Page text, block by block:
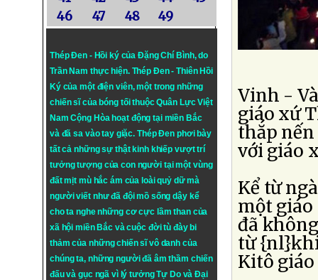
46
47 48 49
Thép Đen - Hồi ký của Đặng Chí Bình, do
Trần Nam thực hiện. Thép Đen- Thiên Hồi
Ký của một điện viên, một trong những
chiến sĩ của bóng tối thuộc Quân Lực Việt
Nam Cộng Hòa hoạt động tại miền Bắc
và đã sa vào tay giặc. Thép Đen phơi bày
tất cả những sự thật kinh khiếp vượt trí
tưởng tượng của con người tại một vùng
đất mịt mù hắc ám của loài quỷ dữ mà
người viết như đã đội mồ sống dậy kể
cho ta nghe những cơ cực lầm than của
xã hội miền Bắc và cuộc đời tù đày bi
thảm của những chiến sĩ vô danh của
chúng ta, những người đã âm thầm chiến
đấu và gục ngã vì lý tưởngTự DovàĐại
Vinh -
giáo xứ
thắp
với giáo
Kể từ
một
đã
từ
Kitô